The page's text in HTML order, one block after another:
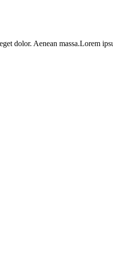
dolor. Aenean massa.Lorem